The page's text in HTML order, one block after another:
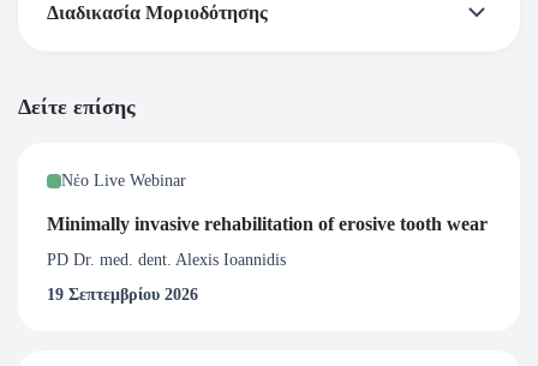
Διαδικασία Μοριοδότησης
Ομοσπονδίας έχει θεσμοθετηθεί η μοριοδότηση και όλες οι
μοριοδοτούνται από την Ελληνική Οδοντιατρική
Ομοσπονδία.
Οδοντιατρική Ομοσπονδία παρακαλώ συμπληρώστε όλα τα
επιπλέον στοιχεία κατά την εγγραφή σας στο webinar.)
Δείτε επίσης
Νέο Live Webinar
Minimally invasive rehabilitation of erosive tooth wear
PD Dr. med. dent. Alexis Ioannidis
19 Σεπτεμβρίου 2026